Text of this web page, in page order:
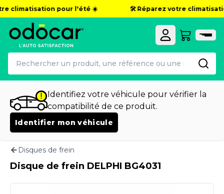
climatisation pour l'été ☀️ 🛠️ Réparez votre
Identifiez votre véhicule pour vérifier la
compatibilité de ce produit.
Identifier mon véhicule
Disques de frein
Disque de frein DELPHI BG4031